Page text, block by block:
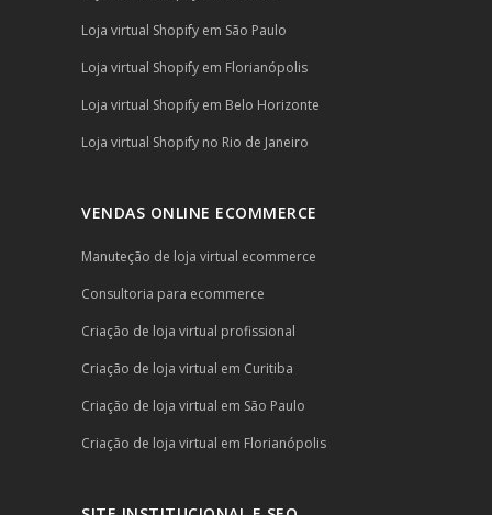
Loja virtual Shopify em São Paulo
Loja virtual Shopify em Florianópolis
Loja virtual Shopify em Belo Horizonte
Loja virtual Shopify no Rio de Janeiro
VENDAS ONLINE ECOMMERCE
Manuteção de loja virtual ecommerce
Consultoria para ecommerce
Criação de loja virtual profissional
Criação de loja virtual em Curitiba
Criação de loja virtual em São Paulo
Criação de loja virtual em Florianópolis